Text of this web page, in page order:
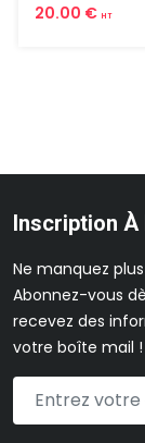
20.00 € HT
Inscription
Ne manquez
Abonnez-vous
recevez des
votre boîte mail !